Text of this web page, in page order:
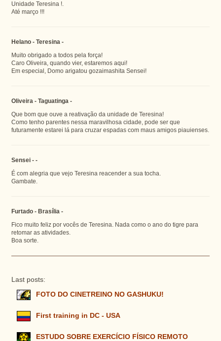
Unidade Teresina !.
Até março !!!
Helano - Teresina -
Muito obrigado a todos pela força!
Caro Oliveira, quando vier, estaremos aqui!
Em especial, Domo arigatou gozaimashita Sensei!
Oliveira - Taguatinga -
Que bom que ouve a reativação da unidade de Teresina!
Como tenho parentes nessa maravilhosa cidade, pode ser que
futuramente estarei lá para cruzar espadas com maus amigos piauienses.
Sensei - -
É com alegria que vejo Teresina reacender a sua tocha.
Gambate.
Furtado - Brasília -
Fico muito feliz por vocês de Teresina. Nada como o ano do tigre para
retomar as atividades.
Boa sorte.
Last posts:
FOTO DO CINETREINO NO GASHUKU!
First training in DC - USA
ESTUDO SOBRE EXERCÍCIO FÍSICO REMOTO